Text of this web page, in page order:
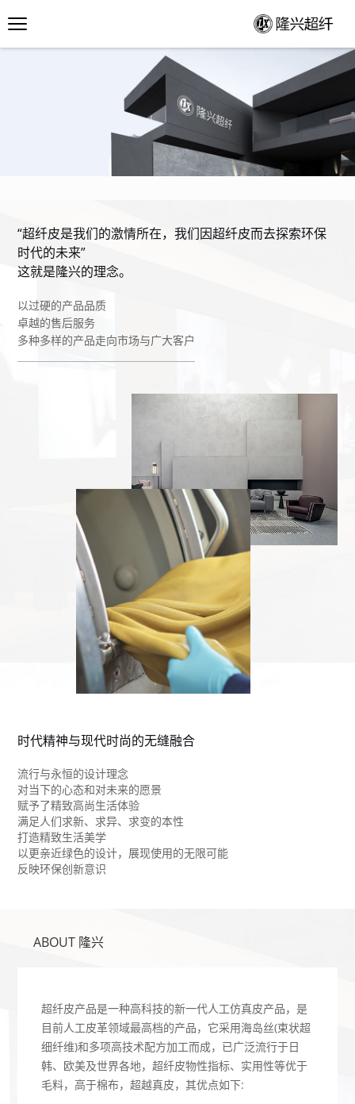
“超纤皮是我们的激情所在，我们因超纤皮而去探索环保
时代的未来”
这就是隆兴的理念。
以过硬的产品品质
卓越的售后服务
多种多样的产品走向市场与广大客户
时代精神与现代时尚的无缝融合
流行与永恒的设计理念
对当下的心态和对未来的愿景
赋予了精致高尚生活体验
满足人们求新、求异、求变的本性
打造精致生活美学
以更亲近绿色的设计，展现使用的无限可能
反映环保创新意识
ABOUT 隆兴
超纤皮产品是一种高科技的新一代人工仿真皮产品，是
目前人工皮革领域最高档的产品，它采用海岛丝(束状超
细纤维)和多项高技术配方加工而成，已广泛流行于日
韩、欧美及世界各地，超纤皮物性指标、实用性等优于
毛料，高于棉布，超越真皮，其优点如下: